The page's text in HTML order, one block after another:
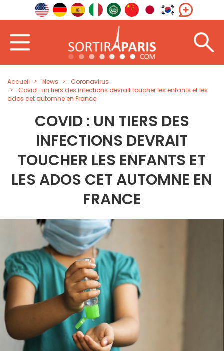
Accueil News
Coronavirus
Covid : un tiers des infections devrait toucher les enfants et les
ados cet automne en France
COVID : UN TIERS DES
INFECTIONS DEVRAIT
TOUCHER LES ENFANTS ET
LES ADOS CET AUTOMNE EN
FRANCE